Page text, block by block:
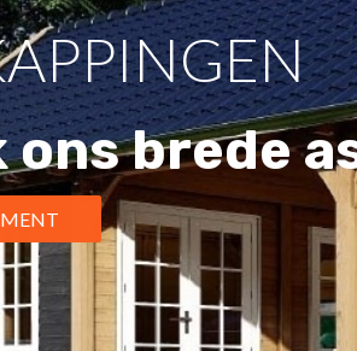
ons brede